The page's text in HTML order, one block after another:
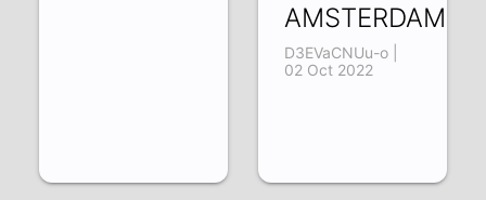
AMSTERDAM
D3EVaCNUu-o |
02 Oct 2022